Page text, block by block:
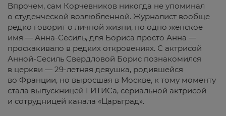
Впрочем, сам Корчевников никогда не упоминал
о студенческой возлюбленной. Журналист вообще
редко говорит о личной жизни, но одно женское
имя — Анна-Сесиль, для Бориса просто Анна —
проскакивало в редких откровениях. С актрисой
Анной-Сесиль Свердловой Борис познакомился
в церкви — 29-летняя девушка, родившейся
во Франции, но выросшая в Москве, к тому моменту
стала выпускницей ГИТИСа, сериальной актрисой
и сотрудницей канала «Царьград».